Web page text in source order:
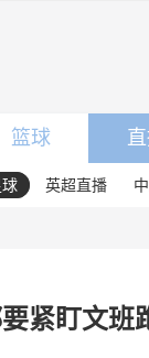
篮球
球 英超直播
紧盯文班